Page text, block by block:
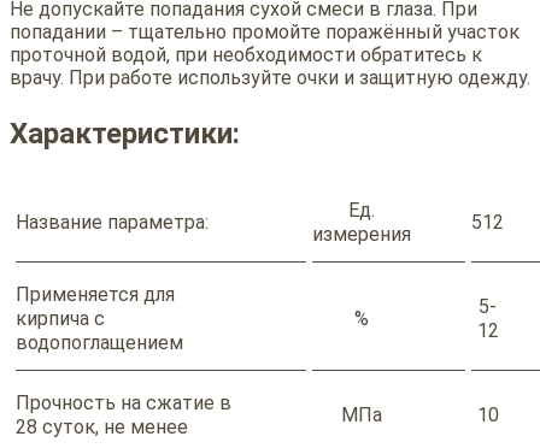
Не допускайте попадания сухой смеси в глаза. При
попадании – тщательно промойте поражённый участок
проточной водой, при необходимости обратитесь к
врачу. При работе используйте очки и защитную одежду.
Характеристики:
Название параметра:
Ед.
измерения
512
Применяется для
кирпича с
водопоглащением
%
5-
12
Прочность на сжатие в
28 суток, не менее
МПа 10